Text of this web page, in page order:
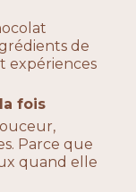
de
expériences
fois
Parce que
quand elle